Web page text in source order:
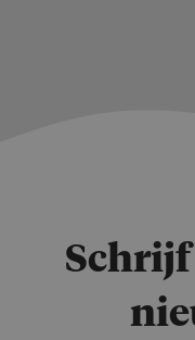
Schrijf